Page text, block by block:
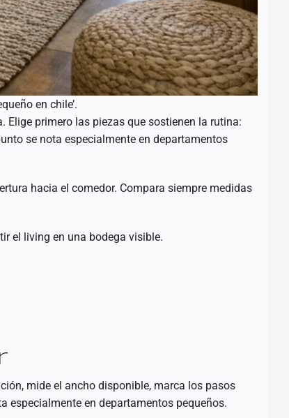
en chile’.
Elige primero las piezas que sostienen la rutina:
se nota especialmente en departamentos
hacia el comedor. Compara siempre medidas
el living en una bodega visible.
mide el ancho disponible, marca los pasos
especialmente en departamentos pequeños.